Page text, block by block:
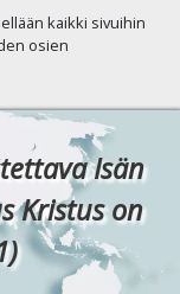
kaikki sivuihin
osien
Isän
Kristus on